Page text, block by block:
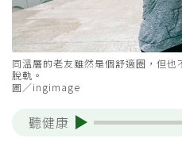
同溫層的老友雖然是個舒適圈，但
脫軌。
圖／ingimage
聽健康